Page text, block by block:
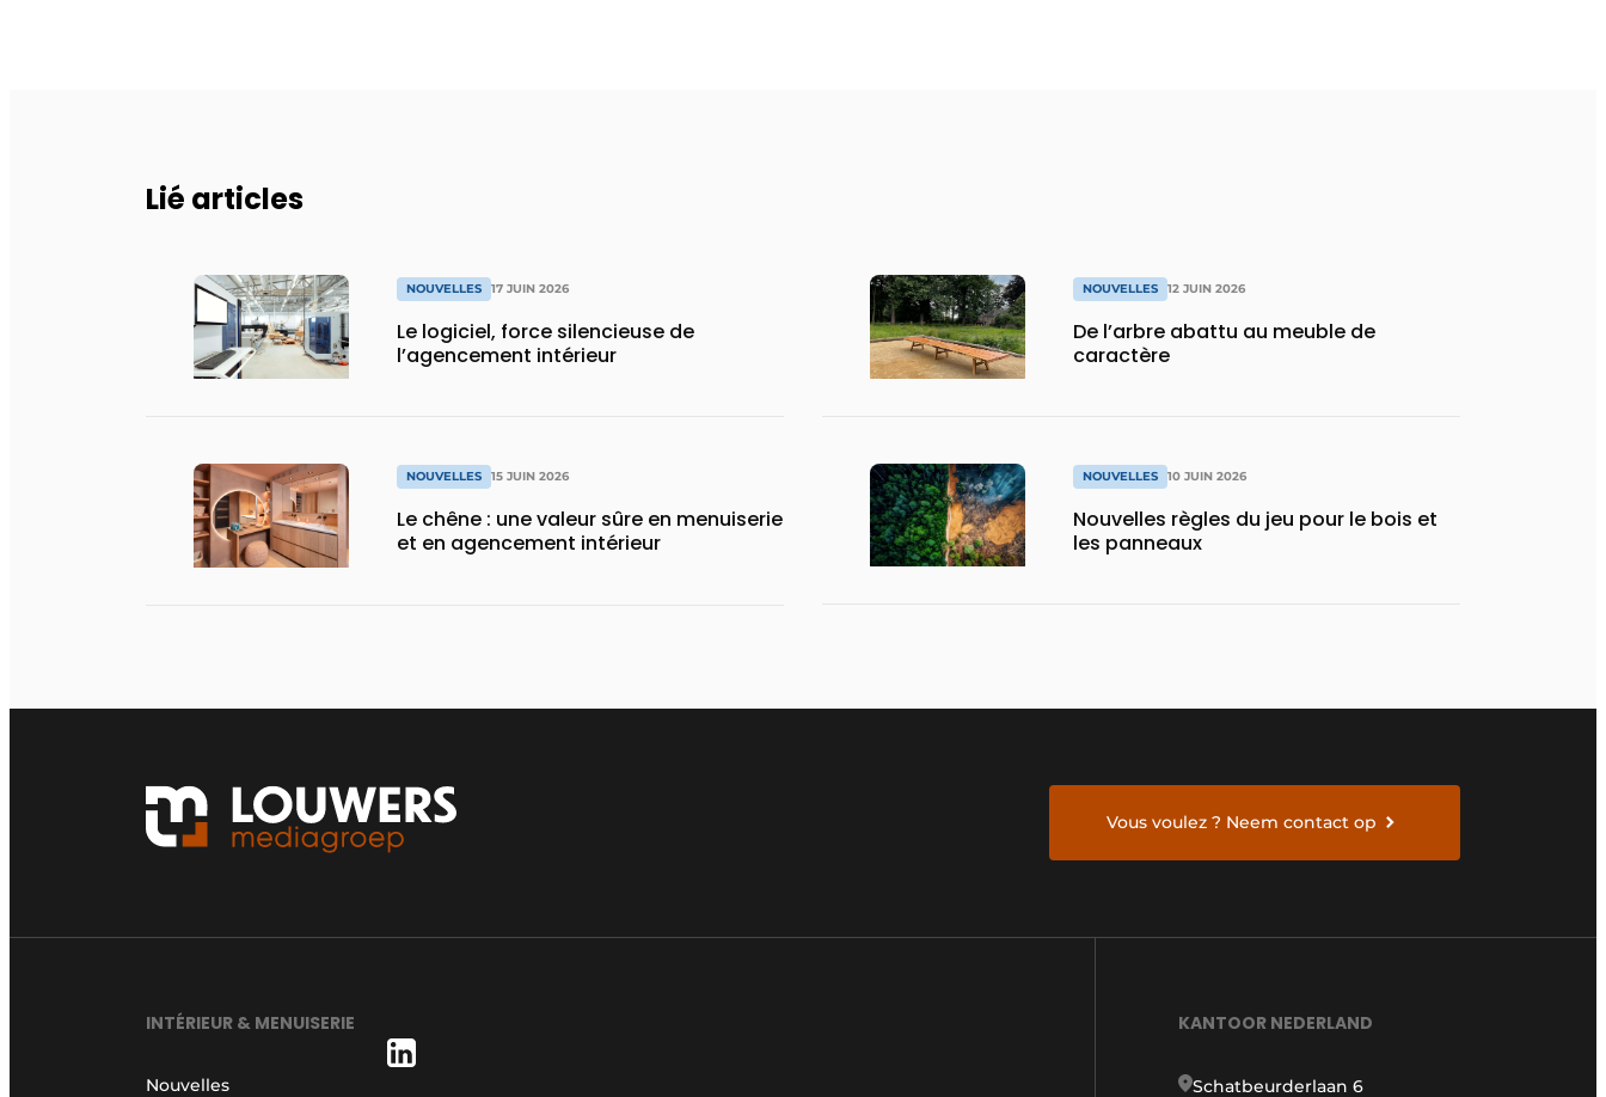
Lié articles
NOUVELLES 17 JUIN 2026
Le logiciel, force silencieuse de
l’agencement intérieur
NOUVELLES 15 JUIN 2026
Le chêne : une valeur sûre en menuiserie
et en agencement intérieur
NOUVELLES 12 JUIN 2026
De l’arbre abattu au meuble de
caractère
NOUVELLES 10 JUIN 2026
Nouvelles règles du jeu pour le bois et
les panneaux
Vous voulez ? Neem contact op
INTÉRIEUR & MENUISERIE
Nouvelles
KANTOOR NEDERLAND
Schatbeurderlaan 6